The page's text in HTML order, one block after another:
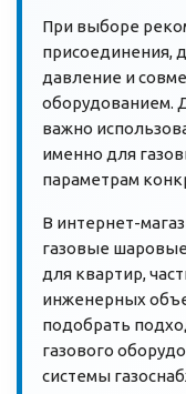
При выборе
присоединения,
давление и
оборудованием.
важно
именно для
параметрам
В интернет-
газовые
для квартир,
инженерных
подобрать
газового
системы